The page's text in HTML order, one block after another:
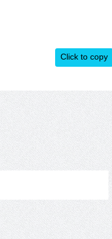
Click to copy